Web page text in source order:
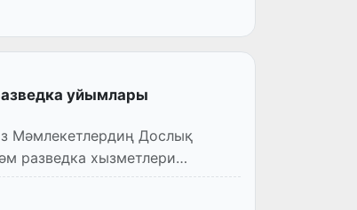
уйымлары
Мәмлекетлердиң Дослық
разведка хызметлери